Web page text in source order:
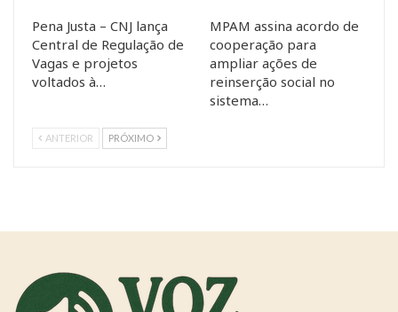
Pena Justa – CNJ lança
Central de Regulação de
Vagas e projetos
voltados à…
MPAM assina acordo de
cooperação para
ampliar ações de
reinserção social no
sistema…
ANTERIOR PRÓXIMO